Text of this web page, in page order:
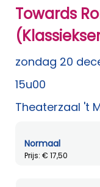
Towards
zondag 20
15u00
Theaterzaal 't
Normaal
Prijs: € 17,50